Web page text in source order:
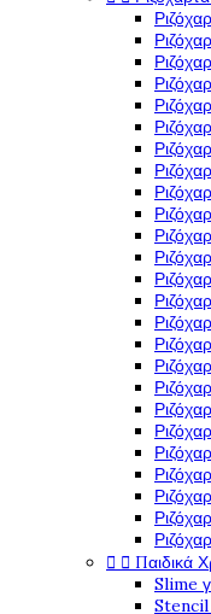
  Παιδικά
Slime
Stencil